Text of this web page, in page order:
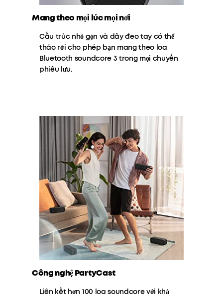
Mang theo mọi lúc mọi nơi
Cấu trúc nhỏ gọn và dây đeo tay có thể
tháo rời cho phép bạn mang theo loa
Bluetooth soundcore 3 trong mọi chuyến
phiêu lưu.
Công nghệ PartyCast
Liên kết hơn 100 loa soundcore với khả